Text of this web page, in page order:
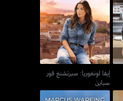
إيفا لونغوريا: سيرتشنغ فور
سباين
إيفا لونغوريا: سيرتشنغ فور
سباين